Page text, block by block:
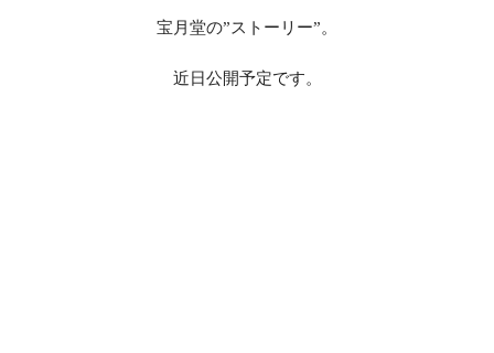
宝月堂の”ストーリー”。
近日公開予定です。